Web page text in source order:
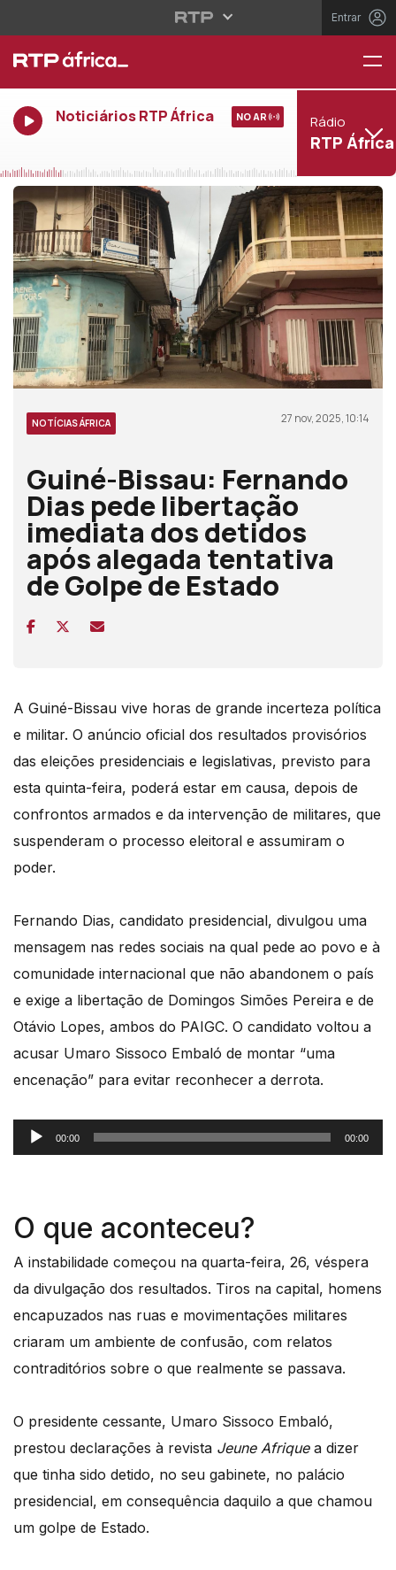
Entrar
Noticiários RTP África NO AR Rádio
RTP África
NOTÍCIAS ÁFRICA 27 nov, 2025, 10:14
Guiné-Bissau: Fernando
Dias pede libertação
imediata dos detidos
após alegada tentativa
de Golpe de Estado
A Guiné-Bissau vive horas de grande incerteza política
e militar. O anúncio oficial dos resultados provisórios
das eleições presidenciais e legislativas, previsto para
esta quinta-feira, poderá estar em causa, depois de
confrontos armados e da intervenção de militares, que
suspenderam o processo eleitoral e assumiram o
poder.
Fernando Dias, candidato presidencial, divulgou uma
mensagem nas redes sociais na qual pede ao povo e à
comunidade internacional que não abandonem o país
e exige a libertação de Domingos Simões Pereira e de
Otávio Lopes, ambos do PAIGC. O candidato voltou a
acusar Umaro Sissoco Embaló de montar “uma
encenação” para evitar reconhecer a derrota.
Reprodutor
de
00:00 00:00
O que aconteceu?
A instabilidade começou na quarta-feira, 26, véspera
da divulgação dos resultados. Tiros na capital, homens
encapuzados nas ruas e movimentações militares
criaram um ambiente de confusão, com relatos
contraditórios sobre o que realmente se passava.
O presidente cessante, Umaro Sissoco Embaló,
prestou declarações à revista Jeune Afrique a dizer
que tinha sido detido, no seu gabinete, no palácio
presidencial, em consequência daquilo a que chamou
um golpe de Estado.